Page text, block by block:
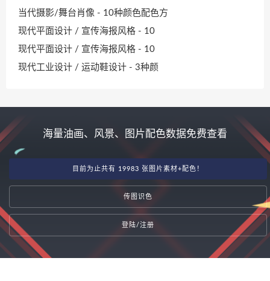
当代摄影/舞台肖像 - 10种颜色配色方
现代平面设计 / 宣传海报风格 - 10
现代平面设计 / 宣传海报风格 - 10
现代工业设计 / 运动鞋设计 - 3种颜
海量油画、风景、图片配色数据免费查看
目前为止共有 19983 张图片素材+配色！
传图识色
登陆/注册